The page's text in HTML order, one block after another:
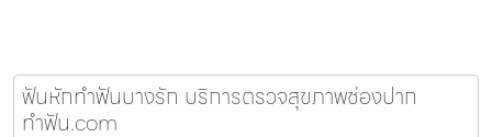
ฟันหักทำฟันบางรัก บริการตรวจสุขภาพช่องปาก
ทำฟัน.com